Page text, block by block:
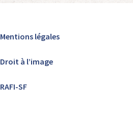
Mentions légales
Droit à l’image
RAFI-SF